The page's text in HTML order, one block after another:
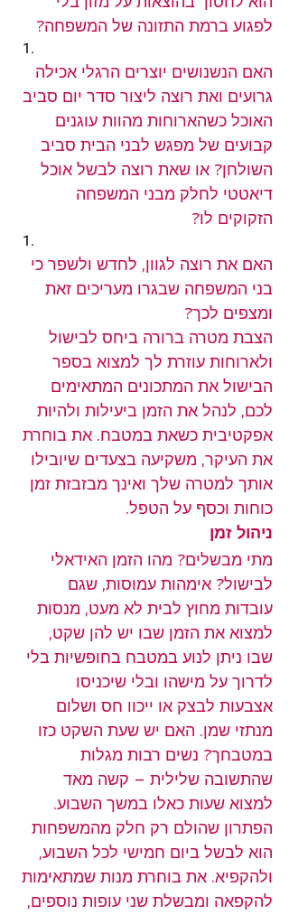
לפגוע ברמת התזונה של המשפחה?
האם הנשנושים יוצרים הרגלי אכילה
גרועים ואת רוצה ליצור סדר יום סביב
האוכל כשהארוחות מהוות עוגנים
קבועים של מפגש לבני הבית סביב
השולחן? או שאת רוצה לבשל אוכל
דיאטטי לחלק מבני המשפחה
הזקוקים לו?
האם את רוצה לגוון, לחדש ולשפר כי
בני המשפחה שבגרו מעריכים זאת
ומצפים לכך?
הצבת מטרה ברורה ביחס לבישול
ולארוחות עוזרת לך למצוא בספר
הבישול את המתכונים המתאימים
לכם, לנהל את הזמן ביעילות ולהיות
אפקטיבית כשאת במטבח. את בוחרת
את העיקר, משקיעה בצעדים שיובילו
אותך למטרה שלך ואינך מבזבזת זמן
כוחות וכסף על הטפל.
ניהול זמן
מתי מבשלים? מהו הזמן האידאלי
לבישול? אימהות עמוסות, שגם
עובדות מחוץ לבית לא מעט, מנסות
למצוא את הזמן שבו יש להן שקט,
שבו ניתן לנוע במטבח בחופשיות בלי
לדרוך על מישהו ובלי שיכניסו
אצבעות לבצק או ייכוו חס ושלום
מנתזי שמן. האם יש שעת השקט כזו
במטבחך? נשים רבות מגלות
שהתשובה שלילית – קשה מאד
למצוא שעות כאלו במשך השבוע.
הפתרון שהולם רק חלק מהמשפחות
הוא לבשל ביום חמישי לכל השבוע,
ולהקפיא. את בוחרת מנות שמתאימות
להקפאה ומבשלת שני עופות נוספים,